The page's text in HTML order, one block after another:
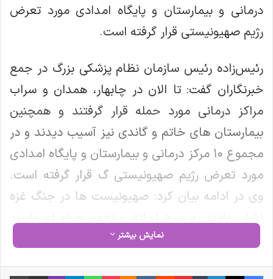
درمانی و بیمارستان و پایگاه امدادی مورد تعرض
رژیم صهیونیستی قرار گرفته است.
رئیس‌زاده رئیس سازمان نظام پزشکی بزرگ در جمع
خبرنگاران گفت: تا الان در چابهار، همدان و سراب
مراکز درمانی مورد حمله قرار گرفتند و همچنین
بیمارستان های خاتم و گاندی نیز آسیب دیدند و در
مجموع ۱۰ مرکز درمانی و بیمارستان و پایگاه امدادی
مورد تعرض رژیم صهیونیستی گ قرار گرفته است.
وی در ادامه بیان کرد: صهیونیست ها در جنگ غزه
نشان دادند به هیچ اخلاق و تعهد حرفه ای پایبند
نیستند و بیش از ۳۵ بیمارستان را به طور کامل
نمایش بیشتر
فیس بوک X لینکدین ‫تامبلر ‫پین‌ترست ‫رددیت ‫VKontakte
‫Odnoklassniki پاکت واتس آپ تلگرام وایبر اشتراک گذاری از طریق ایمیل